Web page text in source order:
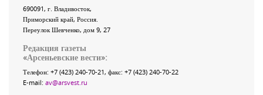
690091, г. Владивосток,
Приморский край, Россия
Переулок Шевченко, дом 9, 27
Редакция газеты
«Арсеньевские вести»:
Телефон: +7 (423) 240-70-21, факс: +7 (423) 240-70-22
E-mail: av@arsvest.ru